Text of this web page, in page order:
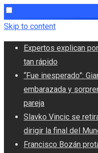
Skip to content
Expertos explican
tan rápido
“Fue inesperado”:
embarazada y
pareja
Slavko Vincic se
dirigir la final del
Francisco Bozán